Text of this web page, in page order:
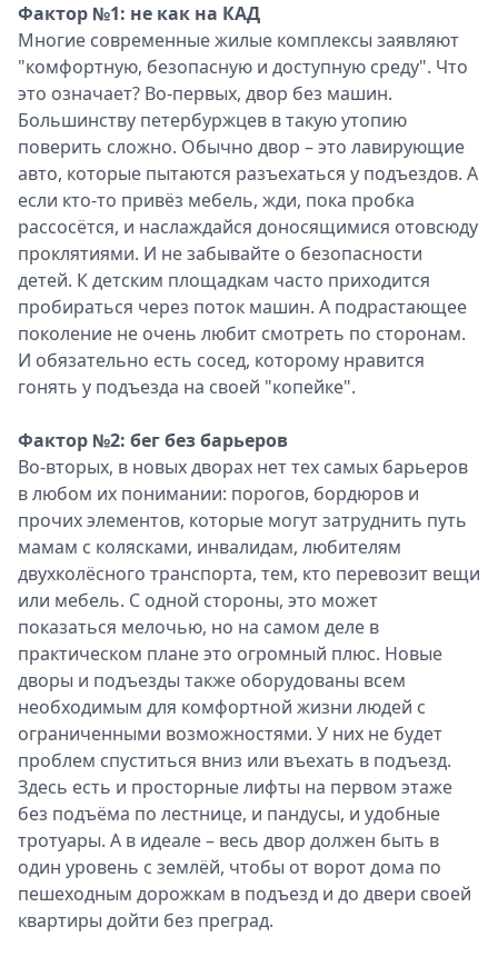
Фактор №1: не как на КАД
Многие современные жилые комплексы заявляют
"комфортную, безопасную и доступную среду". Что
это означает? Во-первых, двор без машин.
Большинству петербуржцев в такую утопию
поверить сложно. Обычно двор – это лавирующие
авто, которые пытаются разъехаться у подъездов. А
если кто-то привёз мебель, жди, пока пробка
рассосётся, и наслаждайся доносящимися отовсюду
проклятиями. И не забывайте о безопасности
детей. К детским площадкам часто приходится
пробираться через поток машин. А подрастающее
поколение не очень любит смотреть по сторонам.
И обязательно есть сосед, которому нравится
гонять у подъезда на своей "копейке".
Фактор №2: бег без барьеров
Во-вторых, в новых дворах нет тех самых барьеров
в любом их понимании: порогов, бордюров и
прочих элементов, которые могут затруднить путь
мамам с колясками, инвалидам, любителям
двухколёсного транспорта, тем, кто перевозит вещи
или мебель. С одной стороны, это может
показаться мелочью, но на самом деле в
практическом плане это огромный плюс. Новые
дворы и подъезды также оборудованы всем
необходимым для комфортной жизни людей с
ограниченными возможностями. У них не будет
проблем спуститься вниз или въехать в подъезд.
Здесь есть и просторные лифты на первом этаже
без подъёма по лестнице, и пандусы, и удобные
тротуары. А в идеале – весь двор должен быть в
один уровень с землёй, чтобы от ворот дома по
пешеходным дорожкам в подъезд и до двери своей
квартиры дойти без преград.